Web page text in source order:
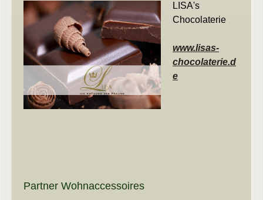
LISA's
Chocolaterie
www.lisas-
chocolaterie.d
e
Partner Wohnaccessoires